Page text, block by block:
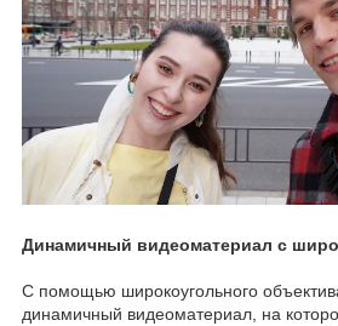
Динамичный видеоматериал с
С помощью широкоугольного
динамичный видеоматериал, на